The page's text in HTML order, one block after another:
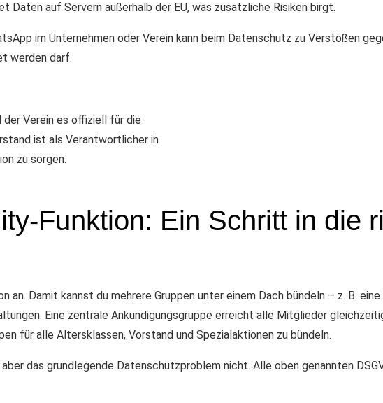
Daten auf Servern außerhalb der EU, was zusätzliche Risiken birgt.
im Unternehmen oder Verein kann beim Datenschutz zu Verstößen
werden darf.
Verein es offiziell für die
ist als Verantwortlicher in
zu sorgen.
Funktion: Ein Schritt in die
Damit kannst du mehrere Gruppen unter einem Dach bündeln – z. B.
Eine zentrale Ankündigungsgruppe erreicht alle Mitglieder
für alle Altersklassen, Vorstand und Spezialaktionen zu bündeln.
das grundlegende Datenschutzproblem nicht. Alle oben genannten